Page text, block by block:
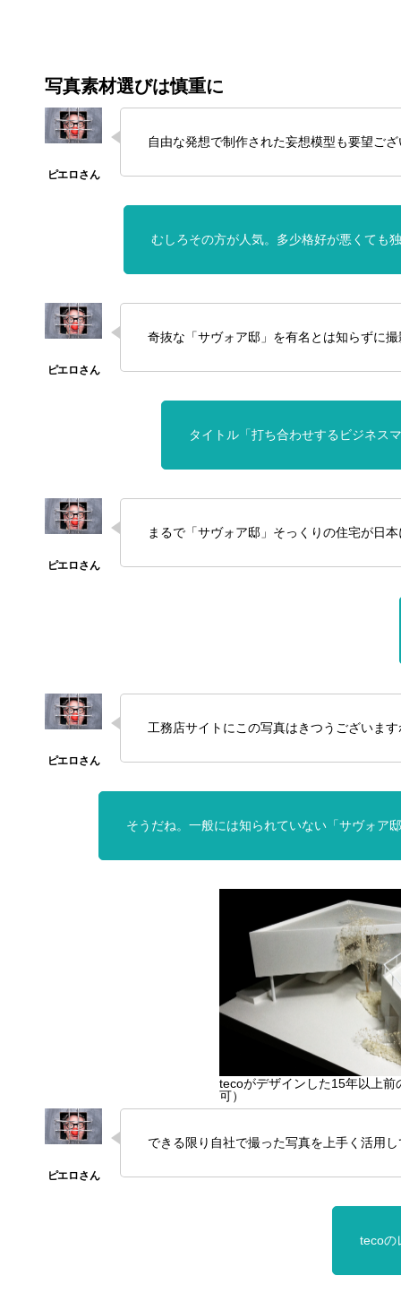
写真素材選びは慎重に
自由な発想で制作された妄想模型も要望ご
むしろその方が人気。多少格好が悪くても
奇抜な「サヴォア邸」を有名とは知らずに
タイトル「打ち合わせするビジネス
まるで「サヴォア邸」そっくりの住宅が日
工務店サイトにこの写真はきつうございます
そうだね。一般には知られていない「サヴォア
tecoがデザインした15年以上前
可）
できる限り自社で撮った写真を上手く活用
tecoの